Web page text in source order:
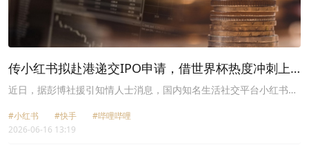
传小红书拟赴港递交IPO申请，借世界杯热度冲刺上
市
近日，据彭博社援引知情人士消息，国内知名生活社交平台小红书计
IPO申请，此举有望成为近年港股规模较大的互联网企业上市案例之
一。
#小红书 #快手
#哔哩哔哩
2026-06-16 13:19